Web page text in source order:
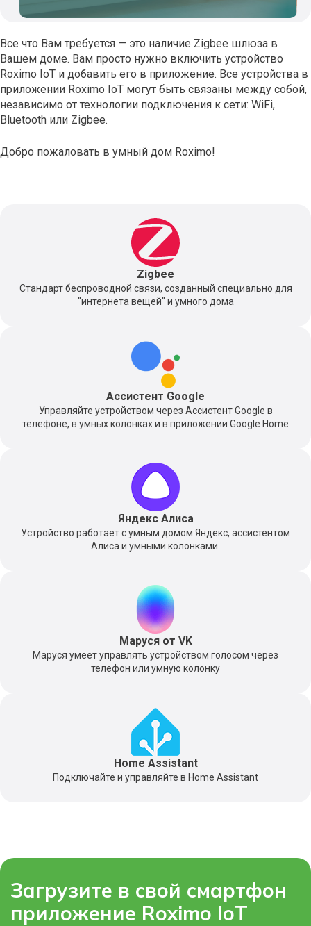
Все что Вам требуется — это наличие Zigbee шлюза в
Вашем доме. Вам просто нужно включить устройство
Roximo IoT и добавить его в приложение. Все устройства в
приложении Roximo IoT могут быть связаны между собой,
независимо от технологии подключения к сети: WiFi,
Bluetooth или Zigbee.
Добро пожаловать в умный дом Roximo!
Zigbee
Стандарт беспроводной связи, созданный специально для
"интернета вещей" и умного дома
Ассистент Google
Управляйте устройством через Ассистент Google в
телефоне, в умных колонках и в приложении Google Home
Яндекс Алиса
Устройство работает с умным домом Яндекс, ассистентом
Алиса и умными колонками.
Маруся от VK
Маруся умеет управлять устройством голосом через
телефон или умную колонку
Home Assistant
Подключайте и управляйте в Home Assistant
Загрузите в свой смартфон
приложение Roximo IoT